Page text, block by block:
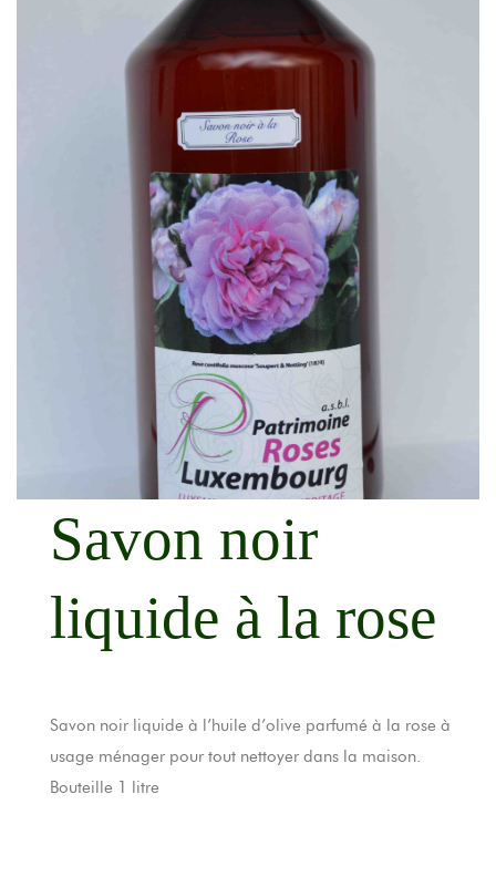
Savon noir
liquide à la rose
Savon noir liquide à l’huile d’olive parfumé à la rose à
usage ménager pour tout nettoyer dans la maison.
Bouteille 1 litre